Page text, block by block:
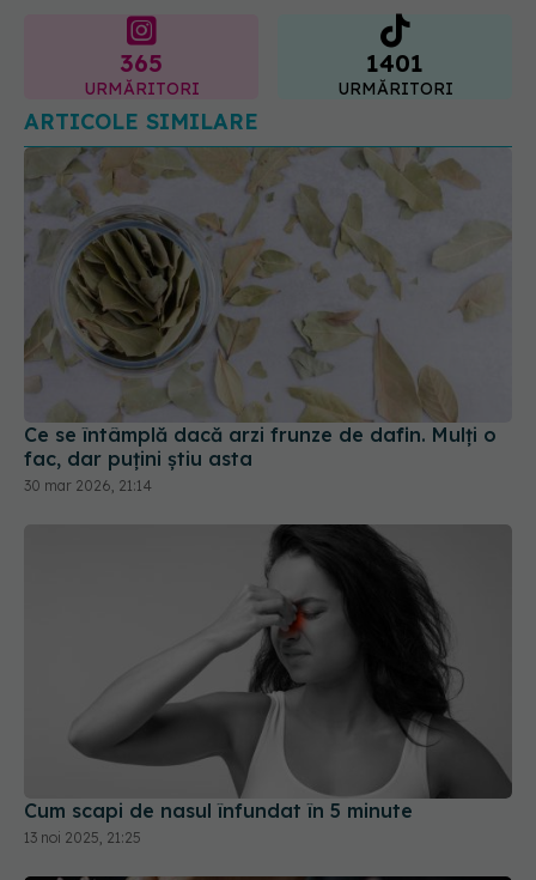
365
URMĂRITORI
1401
URMĂRITORI
ARTICOLE SIMILARE
Ce se întâmplă dacă arzi frunze de dafin. Mulți o
fac, dar puțini știu asta
30 mar 2026, 21:14
Cum scapi de nasul înfundat în 5 minute
13 noi 2025, 21:25